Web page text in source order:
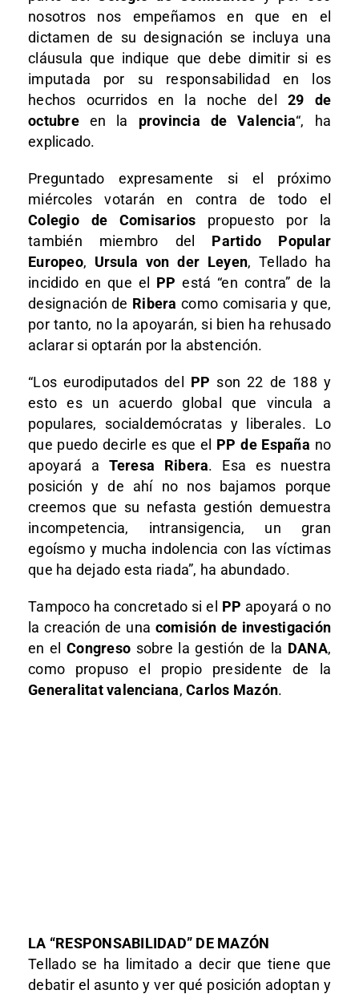
nosotros nos empeñamos en que en el
dictamen de su designación se incluya una
cláusula que indique que debe dimitir si es
imputada por su responsabilidad en los
hechos ocurridos en la noche del 29 de
octubreen la provincia de Valencia“, ha
explicado.
Preguntado expresamente si el próximo
miércoles votarán en contra de todo el
Colegio de Comisarios propuesto por la
también miembro del Partido Popular
Europeo, Ursula von der Leyen, Tellado ha
incidido en que el PP está “en contra” de la
designación de Ribera como comisaria y que,
por tanto, no la apoyarán, si bien ha rehusado
aclarar si optarán por la abstención.
“Los eurodiputados del PP son 22 de 188 y
esto es un acuerdo global que vincula a
populares, socialdemócratas y liberales. Lo
que puedo decirle es que el PP de España no
apoyará a Teresa Ribera. Esa es nuestra
posición y de ahí no nos bajamos porque
creemos que su nefasta gestión demuestra
incompetencia, intransigencia, un gran
egoísmo y mucha indolencia con las víctimas
que ha dejado esta riada”, ha abundado.
Tampoco ha concretado si el PP apoyará o no
la creación de una comisión de investigación
en elCongreso sobre la gestión de la DANA,
como propuso el propio presidente de la
Generalitat valenciana, Carlos Mazón.
LA “RESPONSABILIDAD” DE MAZÓN
Tellado se ha limitado a decir que tiene que
debatir el asunto y ver qué posición adoptan y